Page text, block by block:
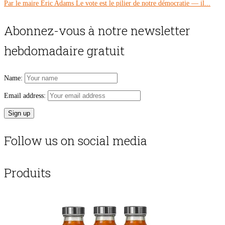
Par le maire Eric Adams Le vote est le pilier de notre démocratie — il...
Abonnez-vous à notre newsletter
hebdomadaire gratuit
Name:
Email address:
Follow us on social media
Produits